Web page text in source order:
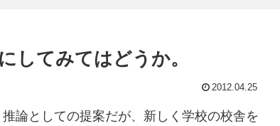
してみてはどうか。
2012.04.25
論としての提案だが、新しく学校の校舎を